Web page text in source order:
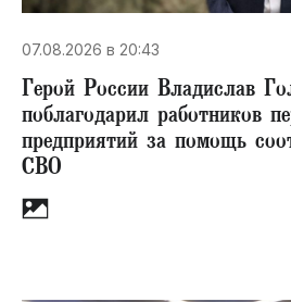
07.08.2026 в 20:43
Герой России Владислав
поблагодарил работников
предприятий за помощь
СВО